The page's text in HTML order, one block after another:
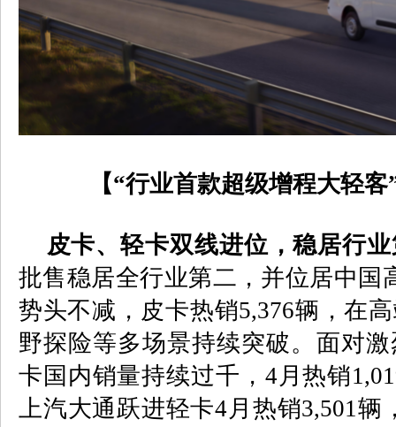
【“行业首款超级增程大轻
皮卡、轻卡双线进位，稳居行业
批售稳居全行业第二，并位居中国
势头不减，皮卡热销5,376辆，在
野探险等多场景持续突破。面对
卡国内销量持续过千， 4 月热销
上汽大通跃进轻卡4 月热销3,501辆